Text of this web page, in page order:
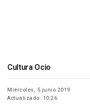
Cultura Ocio
Miércoles, 5 junio 2019
Actualizado: 10:26